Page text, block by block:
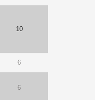
10
6
6